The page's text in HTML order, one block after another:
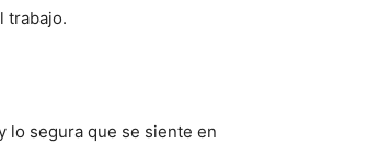
trabajo.
lo segura que se siente en